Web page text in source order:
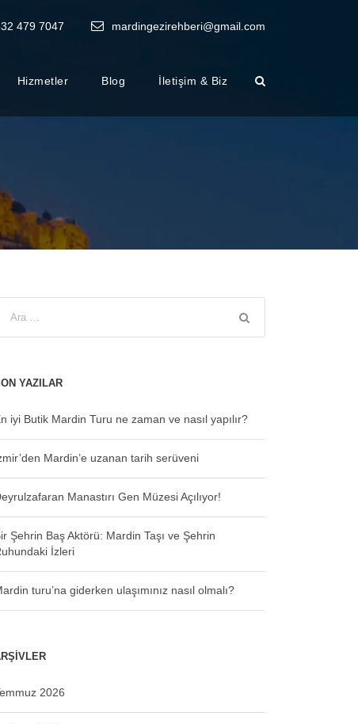
479 7047 mardingezirehberi@gmail.com
Hizmetler Blog İletişim & Biz
YAZILAR
iyi Butik Mardin Turu ne zaman ve nasıl yapılır?
Mardin’e uzanan tarih serüveni
Manastırı Gen Müzesi Açılıyor!
Şehrin Baş Aktörü: Mardin Taşı ve Şehrin
İzleri
turu’na giderken ulaşımınız nasıl olmalı?
2026